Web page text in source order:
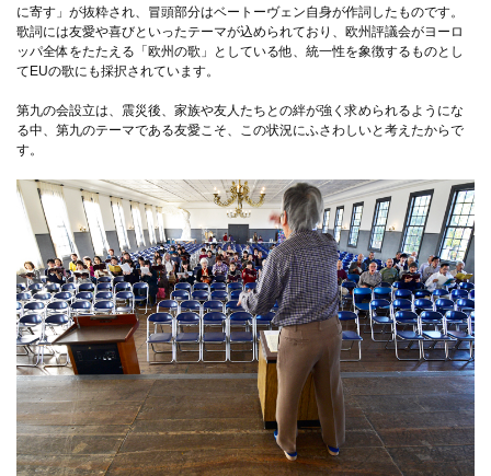
に寄す」が抜粋され、冒頭部分はベートーヴェン自身が作詞したものです。
歌詞には友愛や喜びといったテーマが込められており、欧州評議会がヨーロ
ッパ全体をたたえる「欧州の歌」としている他、統一性を象徴するものとし
てEUの歌にも採択されています。
第九の会設立は、震災後、家族や友人たちとの絆が強く求められるようにな
る中、第九のテーマである友愛こそ、この状況にふさわしいと考えたからで
す。